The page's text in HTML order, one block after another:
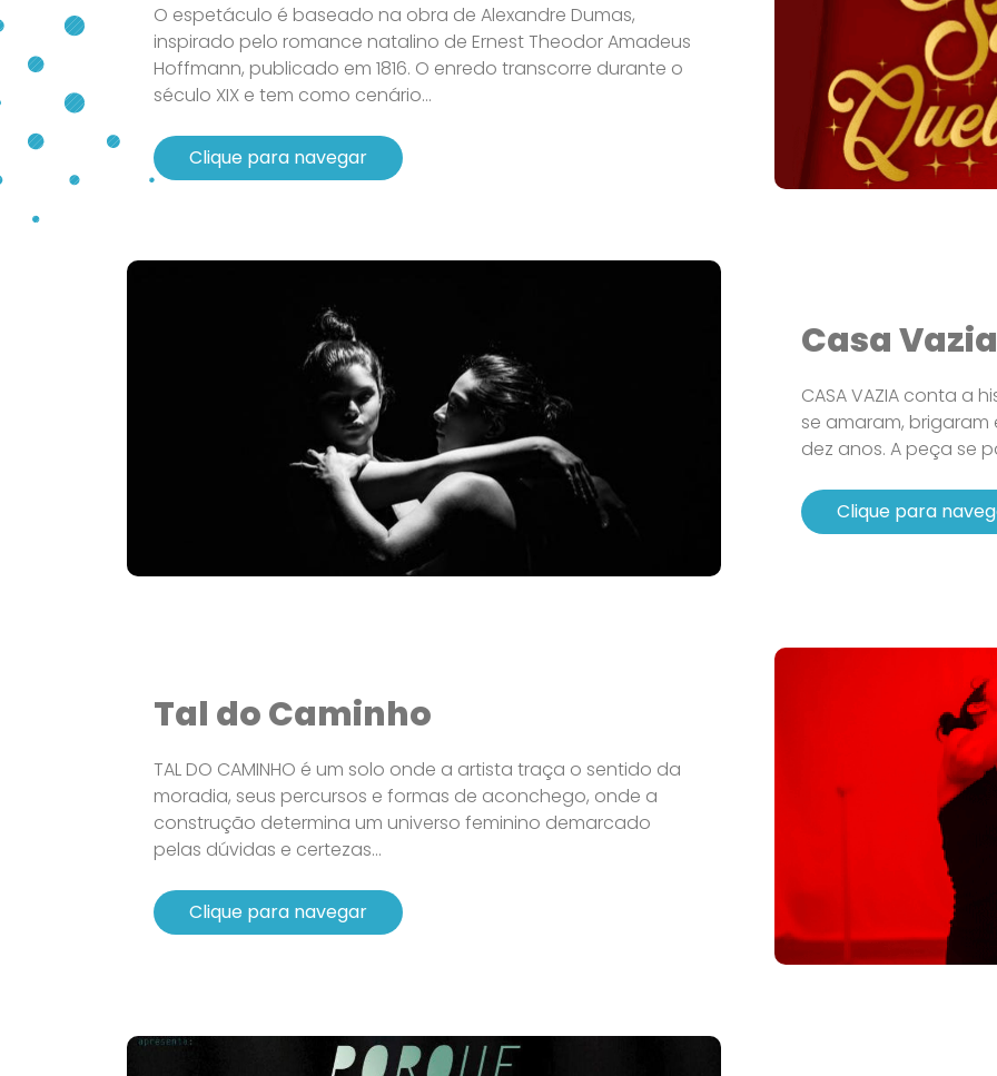
O espetáculo é baseado na obra de Alexandre Dumas,
inspirado pelo romance natalino de Ernest Theodor Amadeus
Hoffmann, publicado em 1816. O enredo transcorre durante o
século XIX e tem como cenário...
Clique para navegar
Casa Vazia
CASA VAZIA conta a
se amaram,
dez anos. A peça se
Clique para
Tal do Caminho
TAL DO CAMINHO é um solo onde a artista traça o sentido da
moradia, seus percursos e formas de aconchego, onde a
construção determina um universo feminino demarcado
pelas dúvidas e certezas...
Clique para navegar